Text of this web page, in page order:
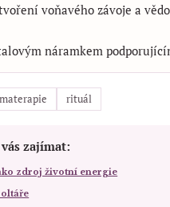
voňavého závoje a
náramkem
rituál
zajímat:
zdroj životní energie